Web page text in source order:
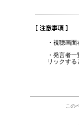
・視聴画
・発言者
リックする
この